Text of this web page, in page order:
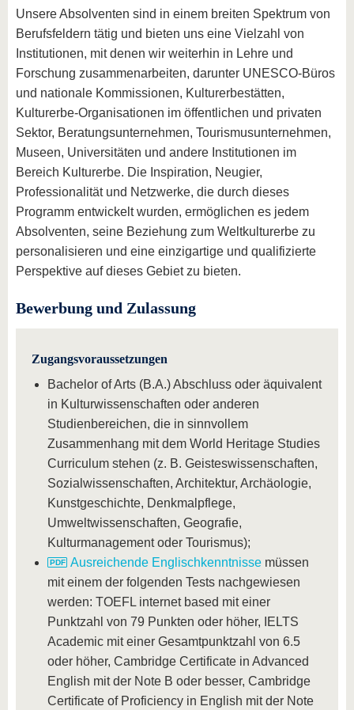
Unsere Absolventen sind in einem breiten Spektrum von
Berufsfeldern tätig und bieten uns eine Vielzahl von
Institutionen, mit denen wir weiterhin in Lehre und
Forschung zusammenarbeiten, darunter UNESCO-Büros
und nationale Kommissionen, Kulturerbestätten,
Kulturerbe-Organisationen im öffentlichen und privaten
Sektor, Beratungsunternehmen, Tourismusunternehmen,
Museen, Universitäten und andere Institutionen im
Bereich Kulturerbe. Die Inspiration, Neugier,
Professionalität und Netzwerke, die durch dieses
Programm entwickelt wurden, ermöglichen es jedem
Absolventen, seine Beziehung zum Weltkulturerbe zu
personalisieren und eine einzigartige und qualifizierte
Perspektive auf dieses Gebiet zu bieten.
Bewerbung und Zulassung
Zugangsvoraussetzungen
Bachelor of Arts (B.A.) Abschluss oder äquivalent
in Kulturwissenschaften oder anderen
Studienbereichen, die in sinnvollem
Zusammenhang mit dem World Heritage Studies
Curriculum stehen (z. B. Geisteswissenschaften,
Sozialwissenschaften, Architektur, Archäologie,
Kunstgeschichte, Denkmalpflege,
Umweltwissenschaften, Geografie,
Kulturmanagement oder Tourismus);
Ausreichende Englischkenntnisse müssen
mit einem der folgenden Tests nachgewiesen
werden: TOEFL internet based mit einer
Punktzahl von 79 Punkten oder höher, IELTS
Academic mit einer Gesamtpunktzahl von 6.5
oder höher, Cambridge Certificate in Advanced
English mit der Note B oder besser, Cambridge
Certificate of Proficiency in English mit der Note